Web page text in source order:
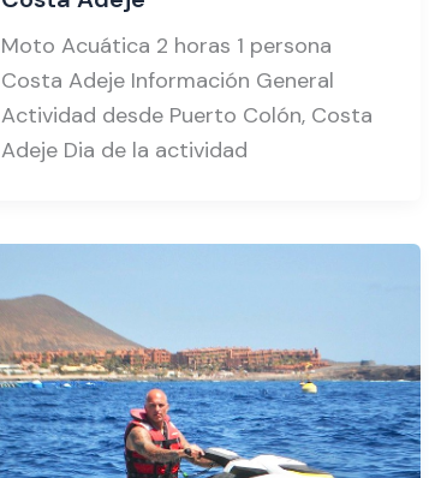
Moto Acuática 2 horas 1 persona
Costa Adeje Información General
Actividad desde Puerto Colón, Costa
Adeje Dia de la actividad